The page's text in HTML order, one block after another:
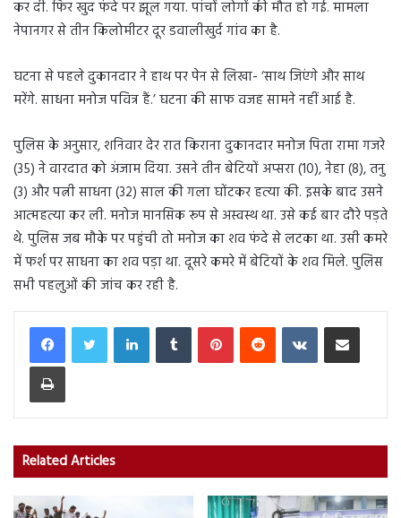
कर दी. फिर खुद फंदे पर झूल गया. पांचों लोगों की मौत हो गई. मामला
नेपानगर से तीन किलोमीटर दूर डवालीखुर्द गांव का है.
घटना से पहले दुकानदार ने हाथ पर पेन से लिखा- ‘साथ जिएंगे और साथ
मरेंगे. साधना मनोज पवित्र हैं.’ घटना की साफ वजह सामने नहीं आई है.
पुलिस के अनुसार, शनिवार देर रात किराना दुकानदार मनोज पिता रामा गजरे
(35) ने वारदात को अंजाम दिया. उसने तीन बेटियों अप्सरा (10), नेहा (8), तनु
(3) और पत्नी साधना (32) साल की गला घोंटकर हत्या की. इसके बाद उसने
आत्महत्या कर ली. मनोज मानसिक रूप से अस्वस्थ था. उसे कई बार दौरे पड़ते
थे. पुलिस जब मौके पर पहुंची तो मनोज का शव फंदे से लटका था. उसी कमरे
में फर्श पर साधना का शव पड़ा था. दूसरे कमरे में बेटियों के शव मिले. पुलिस
सभी पहलुओं की जांच कर रही है.
LinkedInTumblr PinterestReddit VKontakteShare via Email
Print
Related Articles